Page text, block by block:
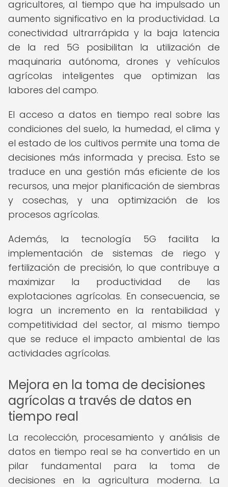
agricultores, al tiempo que ha impulsado un
aumento significativo en la productividad. La
conectividad ultrarrápida y la baja latencia
de la red 5G posibilitan la utilización de
maquinaria autónoma, drones y vehículos
agrícolas inteligentes que optimizan las
labores del campo.
El acceso a datos en tiempo real sobre las
condiciones del suelo, la humedad, el clima y
el estado de los cultivos permite una toma de
decisiones más informada y precisa. Esto se
traduce en una gestión más eficiente de los
recursos, una mejor planificación de siembras
y cosechas, y una optimización de los
procesos agrícolas.
Además, la tecnología 5G facilita la
implementación de sistemas de riego y
fertilización de precisión, lo que contribuye a
maximizar la productividad de las
explotaciones agrícolas. En consecuencia, se
logra un incremento en la rentabilidad y
competitividad del sector, al mismo tiempo
que se reduce el impacto ambiental de las
actividades agrícolas.
Mejora en la toma de decisiones
agrícolas a través de datos en
tiempo real
La recolección, procesamiento y análisis de
datos en tiempo real se ha convertido en un
pilar fundamental para la toma de
decisiones en la agricultura moderna. La